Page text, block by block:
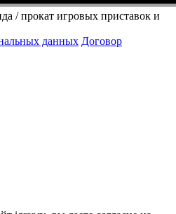
/ прокат игровых приставок и
данных Договор